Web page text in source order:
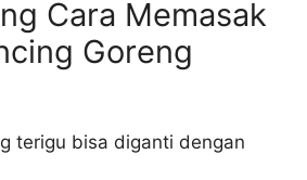
Cara Memasak
Goreng
terigu bisa diganti dengan